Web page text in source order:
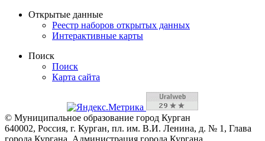
Открытые данные
Реестр наборов открытых данных
Интерактивные карты
Поиск
Поиск
Карта сайта
© Муниципальное образование город Курган
640002, Россия, г. Курган, пл. им. В.И. Ленина, д. № 1, Глава
города Кургана, Администрация города Кургана